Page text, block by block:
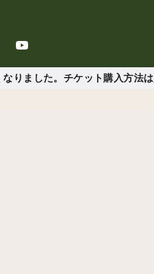
りました。チケット購入方法は